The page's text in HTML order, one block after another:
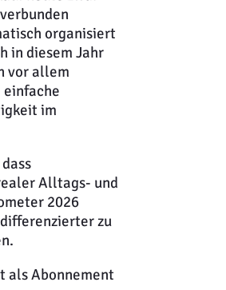
organisiert
in diesem Jahr
vor allem
im
Alltags- und
2026
zu
als Abonnement